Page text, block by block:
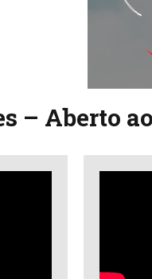
– Aberto